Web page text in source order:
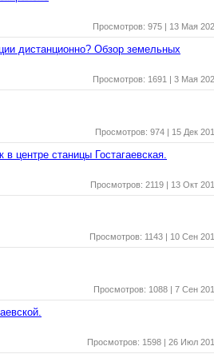
Просмотров: 975 | 13 Мая
дистанционно? Обзор земельных
Просмотров: 1691 |3 Мая
Просмотров: 974 | 15 Дек
центре станицы Гостагаевская.
Просмотров: 2119 | 13 Окт
Просмотров: 1143 10 Сен
Просмотров: 1088 |7 Сен
Просмотров: 1598 |26 Июл